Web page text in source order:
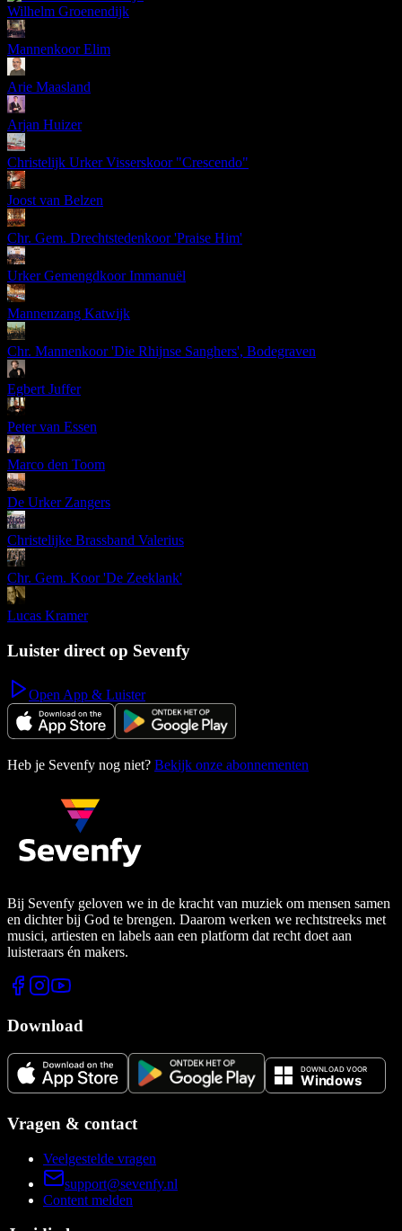
Wilhelm Groenendijk
Mannenkoor Elim
Arie Maasland
Arjan Huizer
Christelijk Urker Visserskoor "Crescendo"
Joost van Belzen
Chr. Gem. Drechtstedenkoor 'Praise Him'
Urker Gemengdkoor Immanuël
Mannenzang Katwijk
Chr. Mannenkoor 'Die Rhijnse Sanghers', Bodegraven
Egbert Juffer
Peter van Essen
Marco den Toom
De Urker Zangers
Christelijke Brassband Valerius
Chr. Gem. Koor 'De Zeeklank'
Lucas Kramer
Luister direct op Sevenfy
Open App & Luister
Heb je Sevenfy nog niet? Bekijk onze abonnementen
Bij Sevenfy geloven we in de kracht van muziek om mensen samen
en dichter bij God te brengen. Daarom werken we rechtstreeks met
musici, artiesten en labels aan een platform dat recht doet aan
luisteraars én makers.
Download
Vragen & contact
Veelgestelde vragen
support@sevenfy.nl
Content melden